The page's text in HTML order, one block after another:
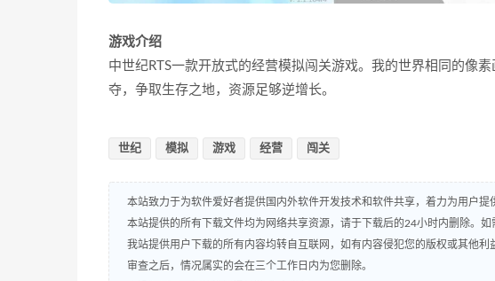
游戏介绍
中世纪RTS一款开放式的经营模拟闯关游戏。我的世界相同的像
夺，争取生存之地，资源足够逆增长。
世纪 模拟 游戏 经营 闯关
本站致力于为软件爱好者提供国内外软件开发技术和软件共享，着力为用户提
本站提供的所有下载文件均为网络共享资源，请于下载后的24小时内删除。如
我站提供用户下载的所有内容均转自互联网，如有内容侵犯您的版权或其他
审查之后，情况属实的会在三个工作日内为您删除。